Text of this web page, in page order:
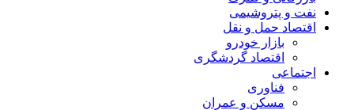
نفت و پتروشیمی
اقتصاد حمل و نقل
بازار خودرو
اقتصاد گردشگری
اجتماعی
فناوری
مسکن و عمران